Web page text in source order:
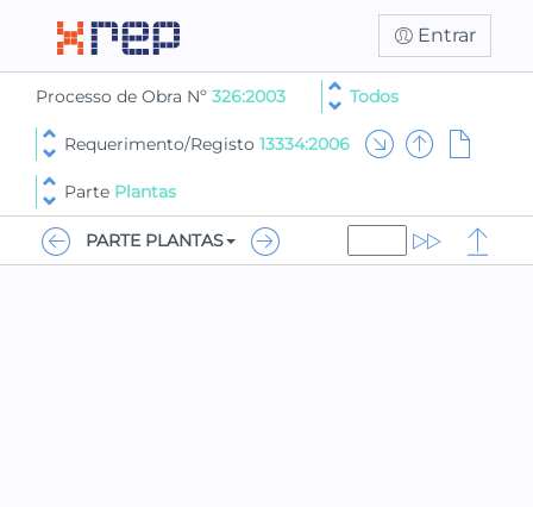
Entrar
Processo de Obra Nº 326:2003 Todos
Requerimento/Registo 13334:2006
Parte Plantas
PARTE PLANTAS